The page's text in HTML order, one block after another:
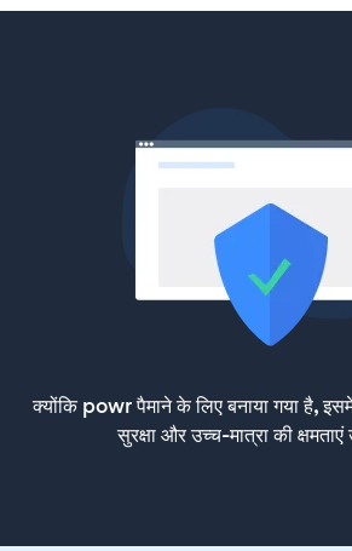
क्योंकि powr पैमाने के लिए बनाया गया है,
सुरक्षा और उच्च-मात्रा की